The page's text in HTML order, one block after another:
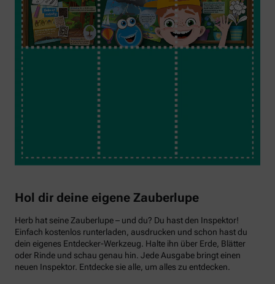
Hol dir deine eigene Zauberlupe
Herb hat seine Zauberlupe – und du? Du hast den Inspektor!
Einfach kostenlos runterladen, ausdrucken und schon hast du
dein eigenes Entdecker-Werkzeug. Halte ihn über Erde, Blätter
oder Rinde und schau genau hin. Jede Ausgabe bringt einen
neuen Inspektor. Entdecke sie alle, um alles zu entdecken.